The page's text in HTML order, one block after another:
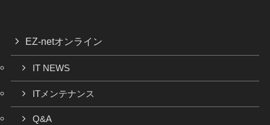
EZ-netオンライン
IT NEWS
ITメンテナンス
Q&A